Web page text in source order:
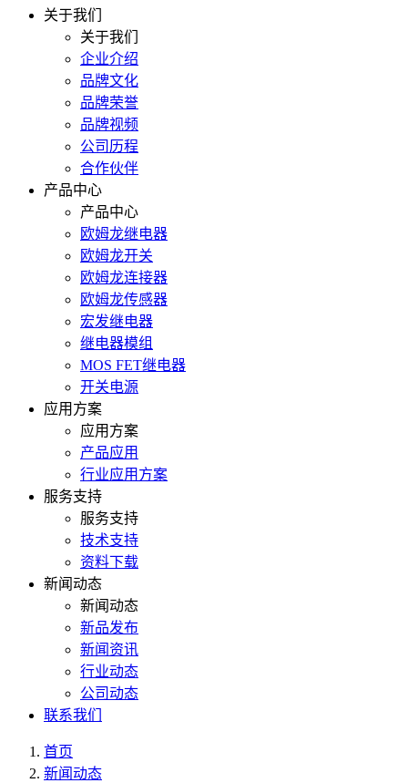
关于我们
关于我们
企业介绍
品牌文化
品牌荣誉
品牌视频
公司历程
合作伙伴
产品中心
产品中心
欧姆龙继电器
欧姆龙开关
欧姆龙连接器
欧姆龙传感器
宏发继电器
继电器模组
MOS FET继电器
开关电源
应用方案
应用方案
产品应用
行业应用方案
服务支持
服务支持
技术支持
资料下载
新闻动态
新闻动态
新品发布
新闻资讯
行业动态
公司动态
联系我们
首页
新闻动态